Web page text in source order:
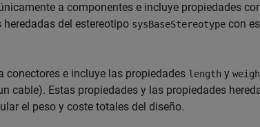
a componentes e incluye propiedades
del estereotipo sysBaseStereotype con
conectores e incluye las propiedades length y
cable). Estas propiedades y las propiedades
el peso y coste totales del diseño.